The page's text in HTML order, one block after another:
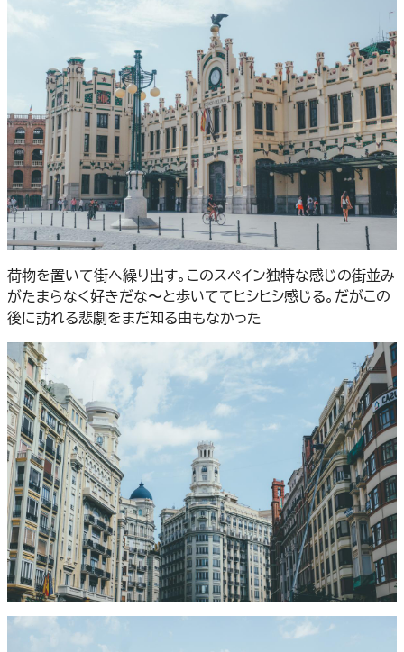
荷物を置いて街へ繰り出す。このスペイン独特な感じの街並み
がたまらなく好きだな〜と歩いててヒシヒシ感じる。だがこの
後に訪れる悲劇をまだ知る由もなかった